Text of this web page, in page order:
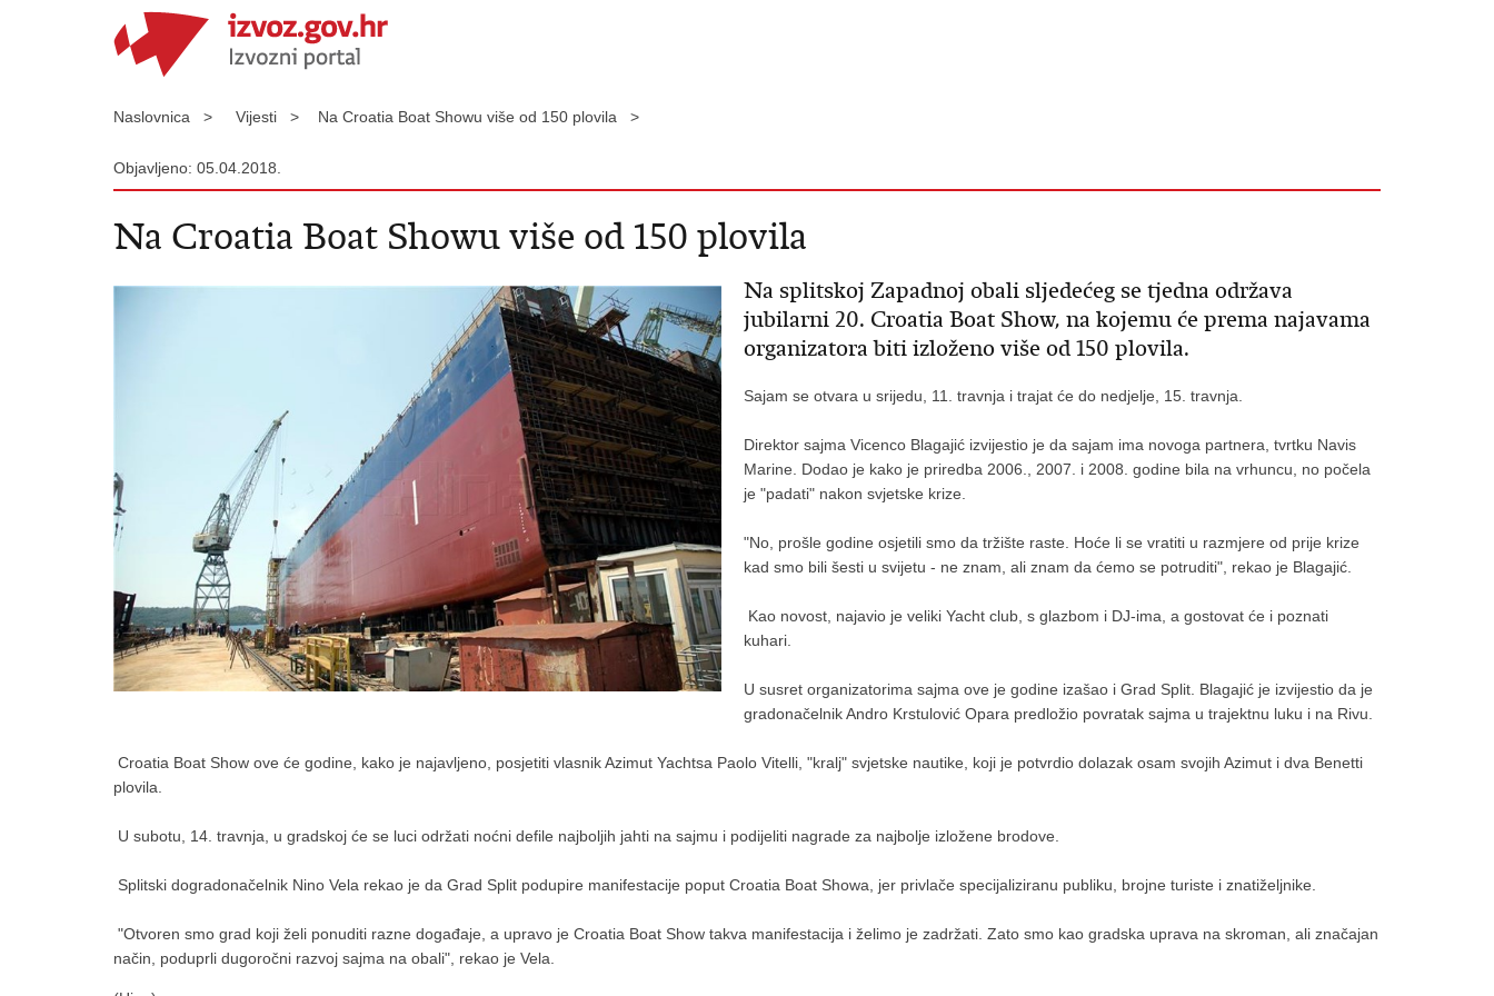
Naslovnica > Vijesti > Na Croatia Boat Showu više od 150 plovila >
Objavljeno: 05.04.2018.
Na Croatia Boat Showu više od 150 plovila
Na splitskoj Zapadnoj obali sljedećeg se tjedna održava
jubilarni 20. Croatia Boat Show, na kojemu će prema najavama
organizatora biti izloženo više od 150 plovila.
Sajam se otvara u srijedu, 11. travnja i trajat će do nedjelje, 15. travnja.
Direktor sajma Vicenco Blagajić izvijestio je da sajam ima novoga partnera, tvrtku Navis
Marine. Dodao je kako je priredba 2006., 2007. i 2008. godine bila na vrhuncu, no počela
je "padati" nakon svjetske krize.
"No, prošle godine osjetili smo da tržište raste. Hoće li se vratiti u razmjere od prije krize
kad smo bili šesti u svijetu - ne znam, ali znam da ćemo se potruditi", rekao je Blagajić.
Kao novost, najavio je veliki Yacht club, s glazbom i DJ-ima, a gostovat će i poznati
kuhari.
U susret organizatorima sajma ove je godine izašao i Grad Split. Blagajić je izvijestio da je
gradonačelnik Andro Krstulović Opara predložio povratak sajma u trajektnu luku i na Rivu.
Croatia Boat Show ove će godine, kako je najavljeno, posjetiti vlasnik Azimut Yachtsa Paolo Vitelli, "kralj" svjetske nautike, koji je potvrdio dolazak osam svojih Azimut i dva Benetti
plovila.
U subotu, 14. travnja, u gradskoj će se luci održati noćni defile najboljih jahti na sajmu i podijeliti nagrade za najbolje izložene brodove.
Splitski dogradonačelnik Nino Vela rekao je da Grad Split podupire manifestacije poput Croatia Boat Showa, jer privlače specijaliziranu publiku, brojne turiste i znatiželjnike.
"Otvoren smo grad koji želi ponuditi razne događaje, a upravo je Croatia Boat Show takva manifestacija i želimo je zadržati. Zato smo kao gradska uprava na skroman, ali značajan
način, poduprli dugoročni razvoj sajma na obali", rekao je Vela.